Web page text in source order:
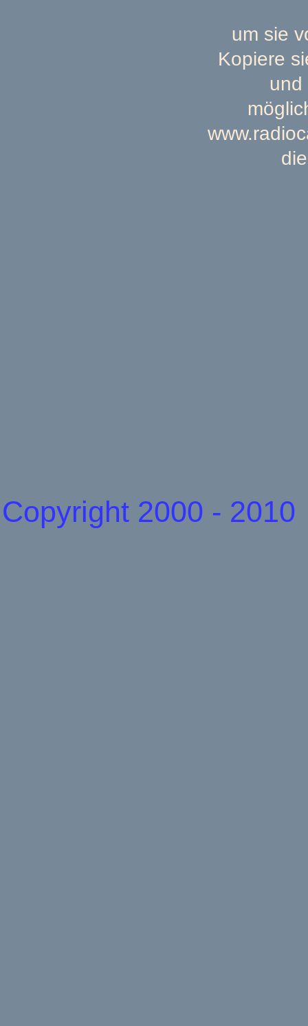
um sie
Kopiere
und
Copyright 2000 - 2010